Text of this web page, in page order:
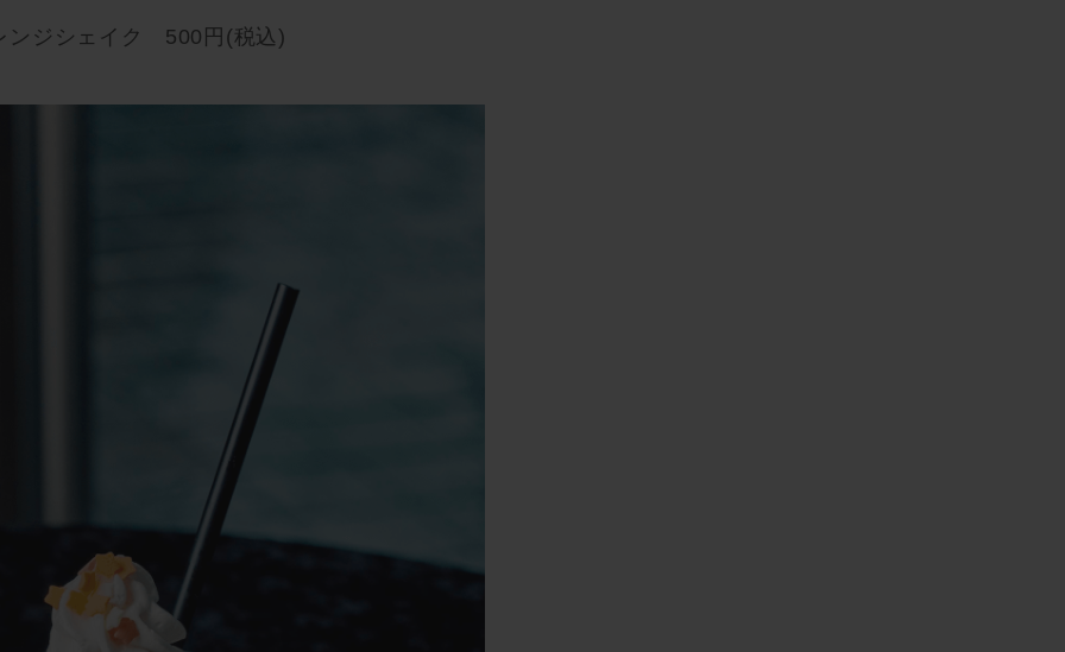
ンジシェイク 500円(税込)